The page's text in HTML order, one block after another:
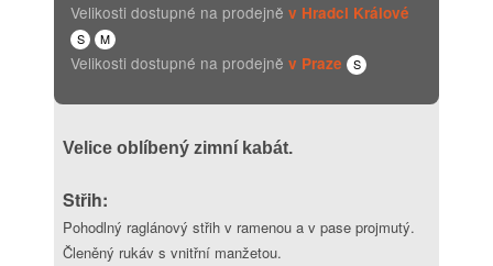
Velikosti dostupné na prodejně v Hradci Králové
S M
Velikosti dostupné na prodejně v Praze S
Velice oblíbený zimní kabát.
Střih:
Pohodlný raglánový střih v ramenou a v pase projmutý.
Členěný rukáv s vnitřní manžetou.